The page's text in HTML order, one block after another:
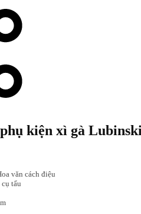
kiện xì gà
văn cách điệu
tẩu